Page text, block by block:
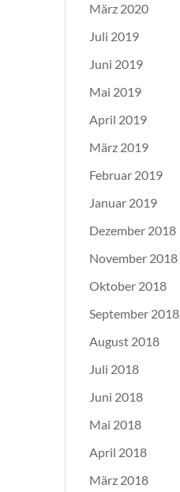
März 2020
Juli 2019
Juni 2019
Mai 2019
April 2019
März 2019
Februar 2019
Januar 2019
Dezember 2018
November 2018
Oktober 2018
September 2018
August 2018
Juli 2018
Juni 2018
Mai 2018
April 2018
März 2018